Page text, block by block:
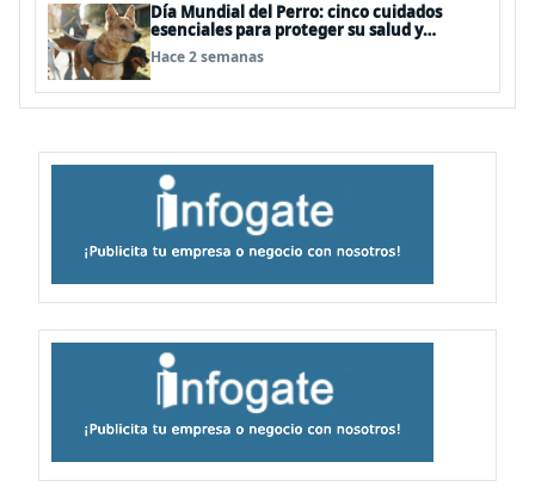
Día Mundial del Perro: cinco cuidados
esenciales para proteger su salud y
bienestar
Hace 2 semanas